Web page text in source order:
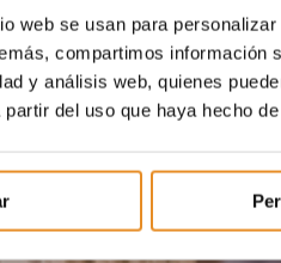
web se usan para
compartimos información
y análisis web, quienes
partir del uso que haya hecho